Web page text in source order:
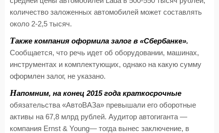
количество заложенных автомобилей может составлять
около 2-2,5 тысяч.
Также компания оформила залог в «Сбербанке».
Сообщается, что речь идет об оборудовании, машинах,
инструментах и комплектующих, однако на какую сумму
оформлен залог, не указано.
Напомним, на конец 2015 года краткосрочные
обязательства «АвтоВАЗа» превышали его оборотные
активы на 67,8 млрд рублей. Аудитор автогиганта —
компания Ernst & Young— тогда вынес заключение, в